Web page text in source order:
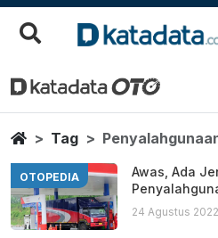
Penyalahgunaan
Berita Terbaru
HomeTag
OTOPEDIA
Awas, Ada
24 Agustus